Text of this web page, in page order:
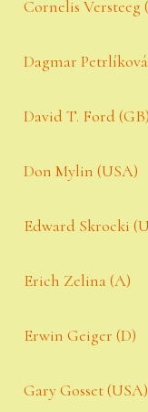
Cornelis Versteeg
Dagmar
David T. Ford (GB)
Don Mylin (USA)
Edward Skrocki
Erich Zelina (A)
Erwin Geiger (D)
Gary Gosset (USA)